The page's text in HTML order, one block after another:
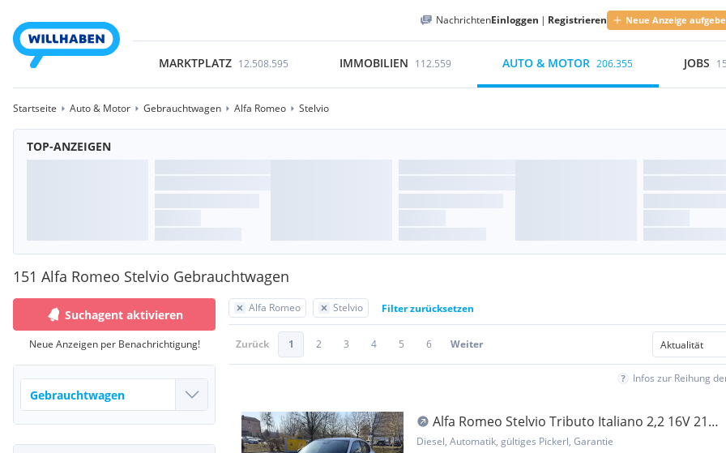
NachrichtenEinloggen | Registrieren Neue Anzeige
MARKTPLATZ 12.508.595 IMMOBILIEN 112.559 AUTO & MOTOR 206.355 JOBS
Startseite Auto & Motor Gebrauchtwagen Alfa Romeo Stelvio
TOP-ANZEIGEN
151 Alfa Romeo Stelvio Gebrauchtwagen
Alfa Romeo Stelvio Filter zurücksetzen
Zurück 1 2 3 4 5 6 Weiter
Infos zur Reihung
Alfa Romeo Stelvio Tributo Italiano 2,2 16V 210
AT8 Q4
Diesel, Automatik, gültiges Pickerl, Garantie
Suchagent aktivieren
Neue Anzeigen per Benachrichtigung!